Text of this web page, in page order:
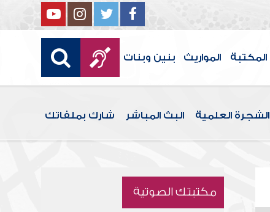
المكتبة المواريث بنين وبنات
الشجرة العلمية البث المباشر شارك بملفاتك
مكتبتك الصوتية